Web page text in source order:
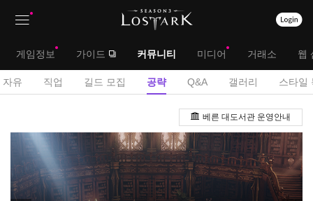
뉴
대
메
게임정보 가이드 커뮤니티 미디어 거래소 웹
서
메
뉴
자유 직업 길드 모집 공략 Q&A 갤러리 스타일
략
판
베른 대도서관 운영안내